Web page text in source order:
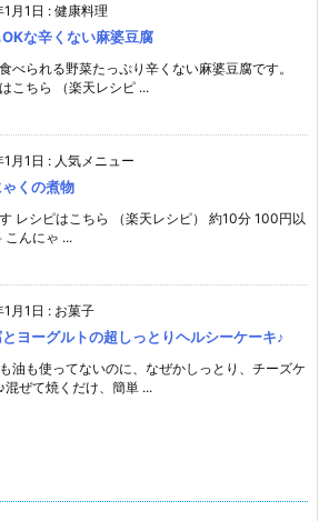
月1日 : 健康料理
な辛くない麻婆豆腐
べられる野菜たっぷり辛くない麻婆豆腐です。
こちら （楽天レシピ ...
月1日 : 人気メニュー
くの煮物
レシピはこちら （楽天レシピ） 約10分 100円以
こんにゃ ...
月1日 : お菓子
ヨーグルトの超しっとりヘルシーケーキ♪
油も使ってないのに、なぜかしっとり、チーズケ
混ぜて焼くだけ、簡単 ...